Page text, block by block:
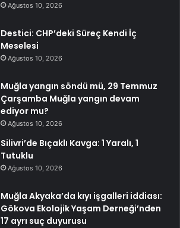
Ağustos 10, 2026
Destici: CHP’deki Süreç Kendi İç
Meselesi
Ağustos 10, 2026
Muğla yangın söndü mü, 29 Temmuz
Çarşamba Muğla yangın devam
ediyor mu?
Ağustos 10, 2026
Silivri’de Bıçaklı Kavga: 1 Yaralı, 1
Tutuklu
Ağustos 10, 2026
Muğla Akyaka’da kıyı işgalleri iddiası:
Gökova Ekolojik Yaşam Derneği’nden
17 ayrı suç duyurusu